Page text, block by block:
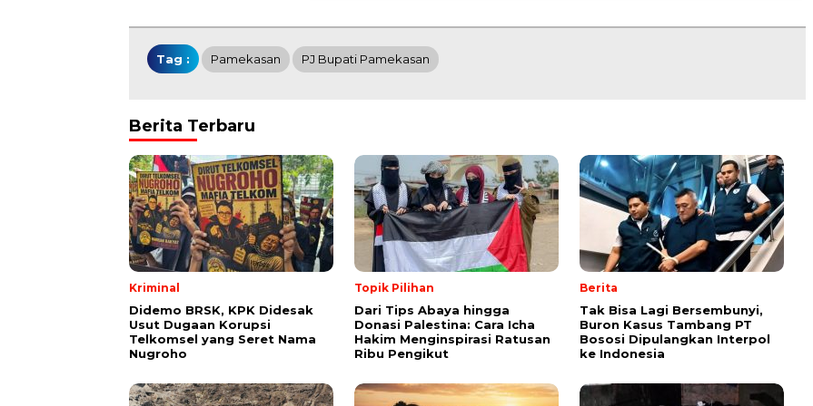
Tag : Pamekasan PJ Bupati Pamekasan
Berita Terbaru
Kriminal
Didemo BRSK, KPK Didesak
Usut Dugaan Korupsi
Telkomsel yang Seret Nama
Nugroho
Topik Pilihan
Dari Tips Abaya hingga
Donasi Palestina: Cara Icha
Hakim Menginspirasi Ratusan
Ribu Pengikut
Berita
Tak Bisa Lagi Bersembunyi,
Buron Kasus Tambang PT
Bososi Dipulangkan Interpol
ke Indonesia